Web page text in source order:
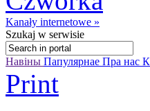
Kanały internetowe »
Szukaj w serwisie
Навіны Папулярнае Пра нас
Print